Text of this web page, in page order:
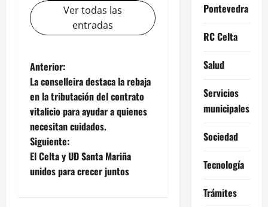
Ver todas las
entradas
N
a
v
e
g
Anterior:
La conselleira destaca la rebaja
en la tributación del contrato
vitalicio para ayudar a quienes
necesitan cuidados.
Siguiente:
El Celta y UD Santa Mariña
unidos para crecer juntos
Pontevedra
RC Celta
Salud
Servicios
municipales
Sociedad
Tecnología
Trámites